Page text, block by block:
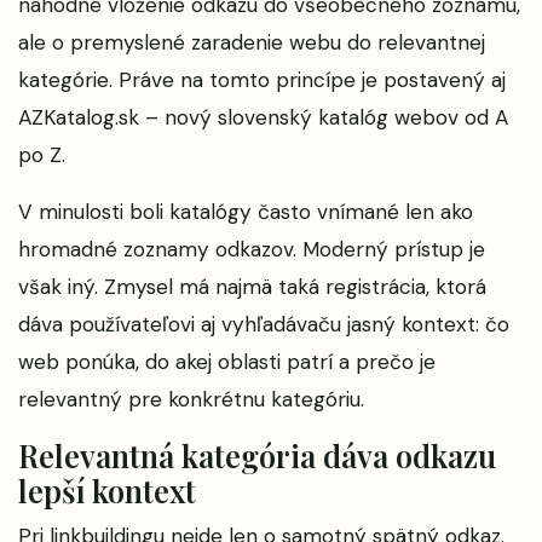
náhodné vloženie odkazu do všeobecného zoznamu,
ale o premyslené zaradenie webu do relevantnej
kategórie. Práve na tomto princípe je postavený aj
AZKatalog.sk – nový slovenský katalóg webov od A
po Z.
V minulosti boli katalógy často vnímané len ako
hromadné zoznamy odkazov. Moderný prístup je
však iný. Zmysel má najmä taká registrácia, ktorá
dáva používateľovi aj vyhľadávaču jasný kontext: čo
web ponúka, do akej oblasti patrí a prečo je
relevantný pre konkrétnu kategóriu.
Relevantná kategória dáva odkazu
lepší kontext
Pri linkbuildingu nejde len o samotný spätný odkaz.